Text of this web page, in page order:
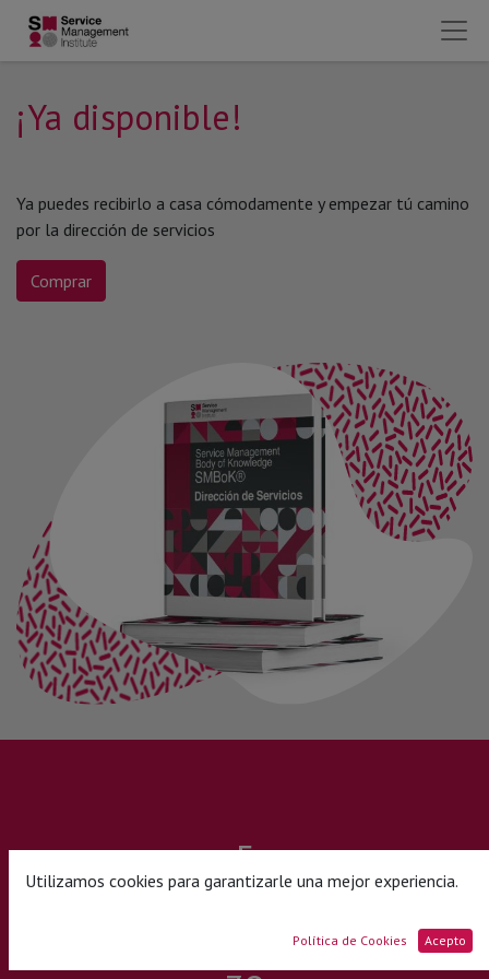
¡Ya disponible!
Ya puedes recibirlo a casa cómodamente y empezar tú camino
por la dirección de servicios
Comprar
5
Grandes Capítulos
Utilizamos cookies para garantizarle una mejor experiencia.
Política de Cookies Acepto